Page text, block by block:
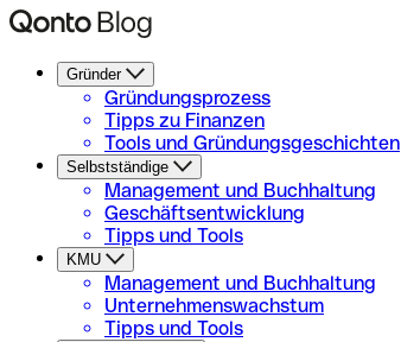
Gründer
Gründungsprozess
Tipps zu Finanzen
Tools und Gründungsgeschichten
Selbstständige
Management und Buchhaltung
Geschäftsentwicklung
Tipps und Tools
KMU
Management und Buchhaltung
Unternehmenswachstum
Tipps und Tools